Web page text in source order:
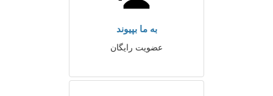
به ما بپیوند
عضویت رایگان